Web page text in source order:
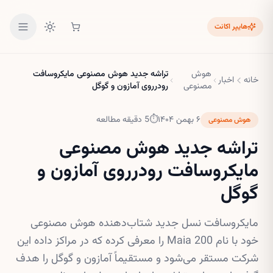
هایپر اکانت
خانه اخبار هوش
مصنوعی
تراشه جدید هوش مصنوعی مایکروسافت
رودرروی آمازون و گوگل
هوش مصنوعی ۶ بهمن ۱۴۰۴ ⏱
5 دقیقه مطالعه
تراشه جدید هوش مصنوعی
مایکروسافت رودرروی آمازون و
گوگل
مایکروسافت نسل جدید شتاب‌دهنده هوش مصنوعی
خود با نام Maia 200 را معرفی کرده که در مراکز داده این
شرکت مستقر می‌شود و مستقیماً آمازون و گوگل را هدف